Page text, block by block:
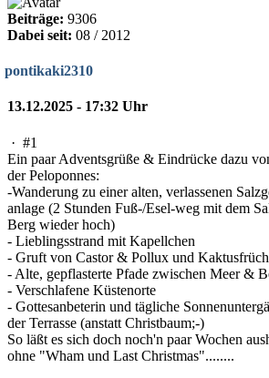
Beiträge: 9306
Dabei seit: 08 / 2012
pontikaki2310
13.12.2025 - 17:32 Uhr
· #1
Ein paar Adventsgrüße & Eindrücke dazu
der Peloponnes:
-Wanderung zu einer alten, verlassenen
anlage (2 Stunden Fuß-/Esel-weg mit dem
Berg wieder hoch)
- Lieblingsstrand mit Kapellchen
- Gruft von Castor & Pollux und
- Alte, gepflasterte Pfade zwischen Meer &
- Verschlafene Küstenorte
- Gottesanbeterin und tägliche
der Terrasse (anstatt Christbaum;-)
So läßt es sich doch noch'n paar Wochen
ohne "Wham und Last Christmas"........